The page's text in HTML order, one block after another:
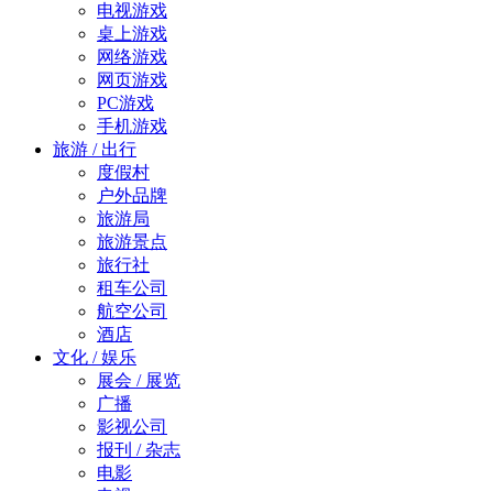
电视游戏
桌上游戏
网络游戏
网页游戏
PC游戏
手机游戏
旅游 / 出行
度假村
户外品牌
旅游局
旅游景点
旅行社
租车公司
航空公司
酒店
文化 / 娱乐
展会 / 展览
广播
影视公司
报刊 / 杂志
电影